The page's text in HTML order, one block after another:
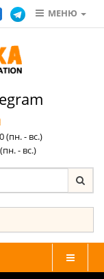
МЕНЮ
(пн. - вс.)
- вс.)